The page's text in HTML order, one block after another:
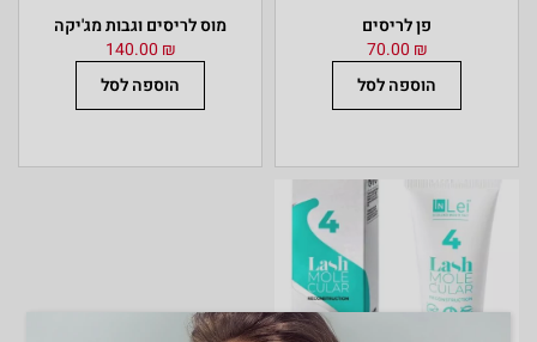
פן לריסים
70.00 ₪
הוספה לסל
מוס לריסים וגבות מג'יקה
140.00 ₪
הוספה לסל